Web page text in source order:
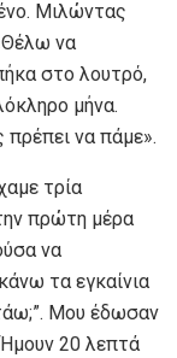
Μιλώντας
να
στο λουτρό,
μήνα.
να πάμε».
τρία
πρώτη μέρα
να
τα εγκαίνια
Μου έδωσαν
20 λεπτά